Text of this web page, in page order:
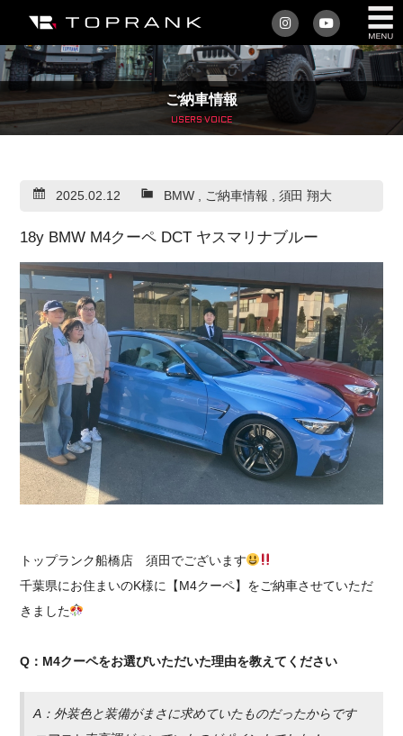
私たちについて
車を買う
アフターサービス
車を売る
店舗/スタッフ情報
インフォメーション
トップランク・マガジン
採用情報
ご納車情報
USERS VOICE
2025.02.12 BMW, ご納車情報 , 須田 翔大
18y BMW M4クーペ DCT ヤスマリナブルー
トップランク船橋店 須田でございます
千葉県にお住まいのK様に【M4クーペ】をご納車させていただ
きました
Q：M4クーペをお選びいただいた理由を教えてください
A：外装色と装備がまさに求めていたものだったからです